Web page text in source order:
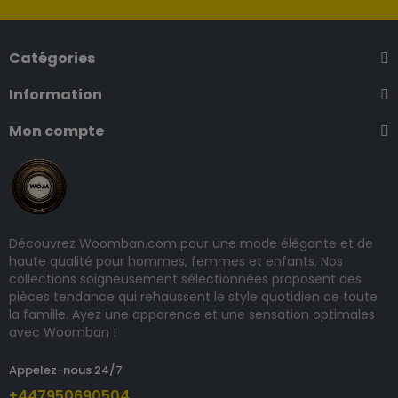
Catégories
Information
Mon compte
Découvrez Woomban.com pour une mode élégante et de
haute qualité pour hommes, femmes et enfants. Nos
collections soigneusement sélectionnées proposent des
pièces tendance qui rehaussent le style quotidien de toute
la famille. Ayez une apparence et une sensation optimales
avec Woomban !
Appelez-nous 24/7